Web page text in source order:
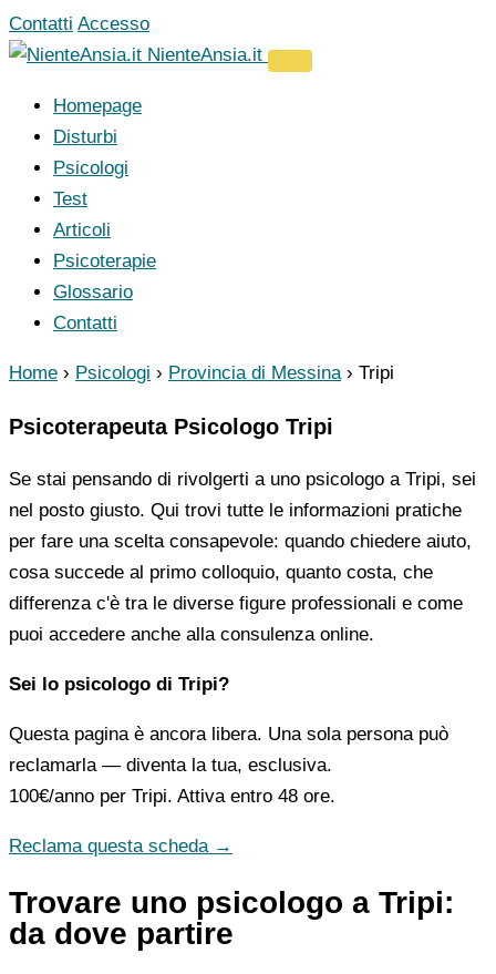
Vai
al
Contatti Accesso
NienteAnsia.it
Homepage
Disturbi
Psicologi
Test
Articoli
Psicoterapie
Glossario
Contatti
Home › Psicologi › Provincia di Messina › Tripi
Psicoterapeuta Psicologo Tripi
Se stai pensando di rivolgerti a uno psicologo a Tripi, sei
nel posto giusto. Qui trovi tutte le informazioni pratiche
per fare una scelta consapevole: quando chiedere aiuto,
cosa succede al primo colloquio, quanto costa, che
differenza c'è tra le diverse figure professionali e come
puoi accedere anche alla consulenza online.
Sei lo psicologo di Tripi?
Questa pagina è ancora libera. Una sola persona può
reclamarla — diventa la tua, esclusiva.
100€/anno per Tripi. Attiva entro 48 ore.
Reclama questa scheda →
Trovare uno psicologo a Tripi:
da dove partire